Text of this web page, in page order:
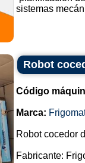
sistemas
Robot
Código
Marca:
Robot cocedor
Fabricante: